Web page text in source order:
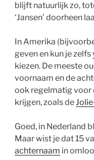
blijft natuurlijk zo,
‘Jansen’ doorheen
In Amerika
geven en kun je zelfs
kiezen. De meeste
voornaam en de
ook regelmatig voor
krijgen, zoals de
Goed, in Nederland
Maar wist je dat 15
achternaam in